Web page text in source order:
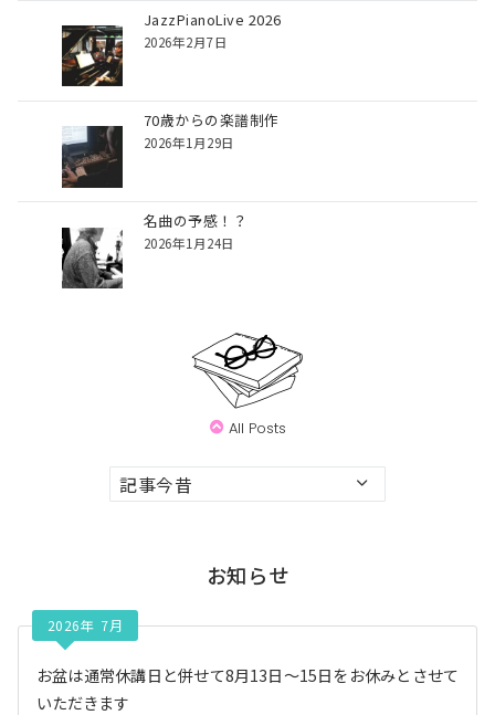
JazzPianoLive 2026
2026年2月7日
70歳からの楽譜制作
2026年1月29日
名曲の予感！？
2026年1月24日
All Posts
お知らせ
2026年 7月
お盆は通常休講日と併せて8月13日〜15日をお休みとさせて
いただきます